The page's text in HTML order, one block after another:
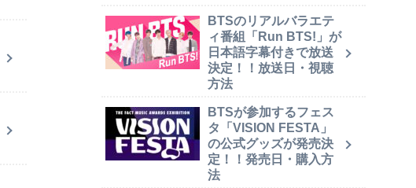
BTSのリアルバラエテ
ィ番組「Run BTS!」が
日本語字幕付きで放送
決定！！放送日・視聴
方法
BTSが参加するフェス
タ「VISION FESTA」
の公式グッズが発売決
定！！発売日・購入方
法